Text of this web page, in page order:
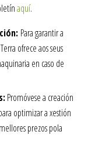
aquí.
Para garantir a
ofrece aos seus
en caso de
Promóvese a creación
optimizar a xestión
prezos pola